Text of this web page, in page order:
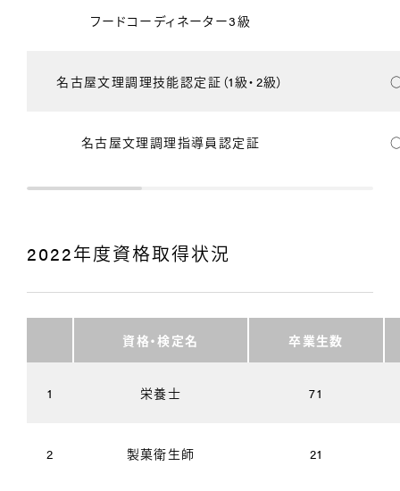
フードコーディネーター3級
名古屋文理調理技能認定証（1級・2級）
名古屋文理調理指導員認定証
2022年度資格取得状況
資格・検定名 卒業生数
1 栄養士 71
2 製菓衛生師 21